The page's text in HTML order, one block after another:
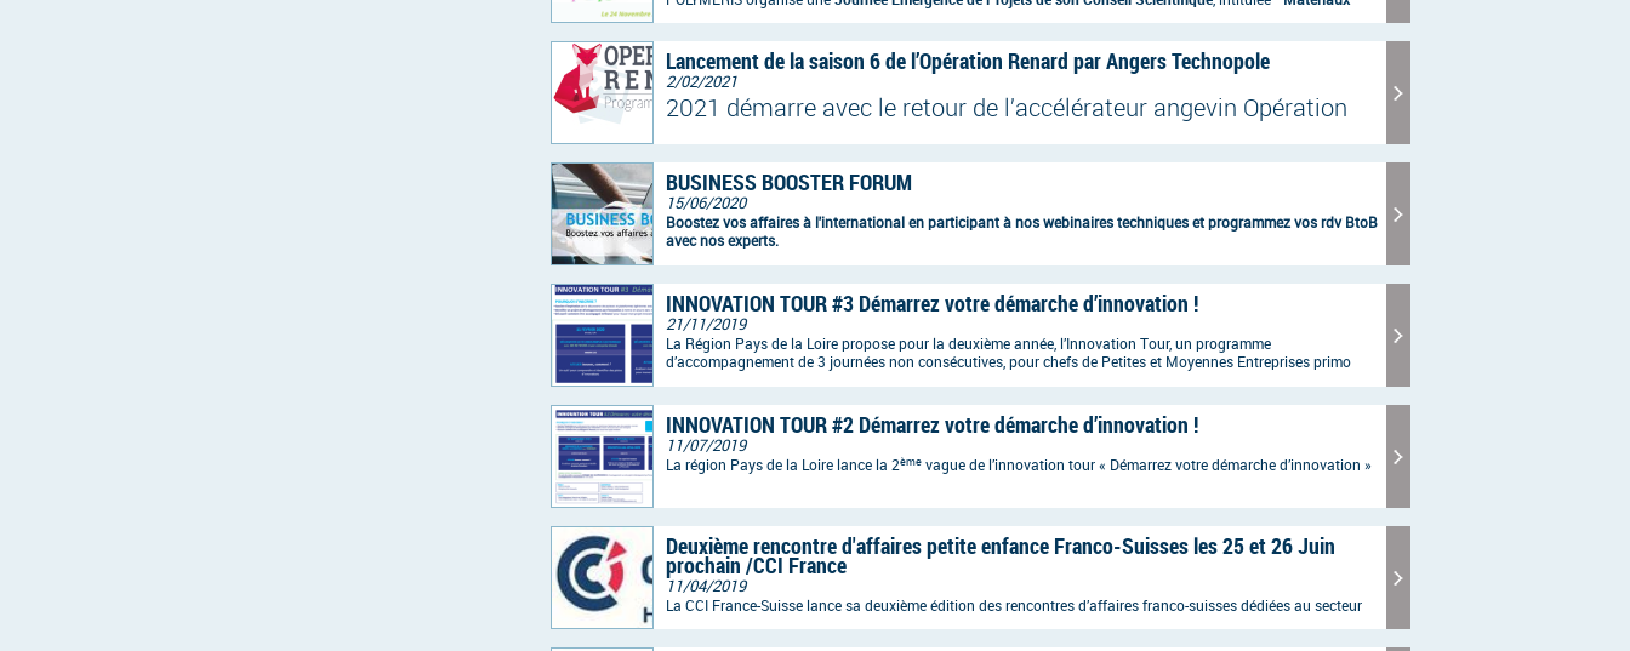
Lancement de la saison 6 de l’Opération Renard par Angers Technopole
2/02/2021
2021 démarre avec le retour de l’accélérateur angevin Opération
Renard !
Après un passage confiné, le renard sort du terrier ! Cette année il
est bien décidé à revenir plus fort, plus beau et plus motivé !
BUSINESS BOOSTER FORUM
15/06/2020
Boostez vos affaires à l'international en participant à nos webinaires techniques et programmez vos rdv BtoB
avec nos experts.
INNOVATION TOUR #3 Démarrez votre démarche d’innovation !
21/11/2019
La Région Pays de la Loire propose pour la deuxième année, l’Innovation Tour, un programme
d’accompagnement de 3 journées non consécutives, pour chefs de Petites et Moyennes Entreprises primo
INNOVATION TOUR #2 Démarrez votre démarche d’innovation !
11/07/2019
La région Pays de la Loire lance la 2ème vague de l’innovation tour « Démarrez votre démarche d’innovation »
Deuxième rencontre d'affaires petite enfance Franco-Suisses les 25 et 26 Juin
prochain /CCI France
11/04/2019
La CCI France-Suisse lance sa deuxième édition des rencontres d’affaires franco-suisses dédiées au secteur